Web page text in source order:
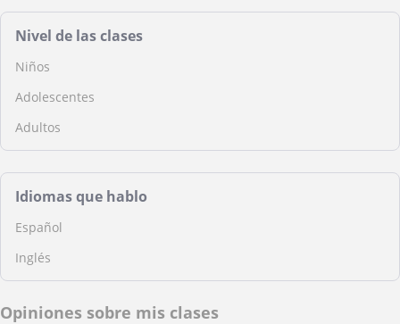
Nivel de las clases
Niños
Adolescentes
Adultos
Idiomas que hablo
Español
Inglés
Opiniones sobre mis clases